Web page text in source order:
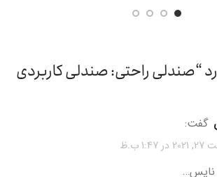
“صندلی راحتی: صندلی کاربردی
گفت:
ب.ظ